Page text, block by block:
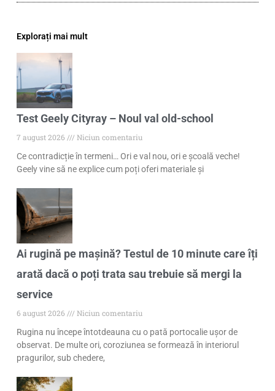
Explorați mai mult
Test Geely Cityray – Noul val old-school
7 august 2026
Niciun comentariu
Ce contradicție în termeni… Ori e val nou, ori e școală veche!
Geely vine să ne explice cum poți oferi materiale și
Ai rugină pe mașină? Testul de 10 minute care îți
arată dacă o poți trata sau trebuie să mergi la
service
6 august 2026
Niciun comentariu
Rugina nu începe întotdeauna cu o pată portocalie ușor de
observat. De multe ori, coroziunea se formează în interiorul
pragurilor, sub chedere,